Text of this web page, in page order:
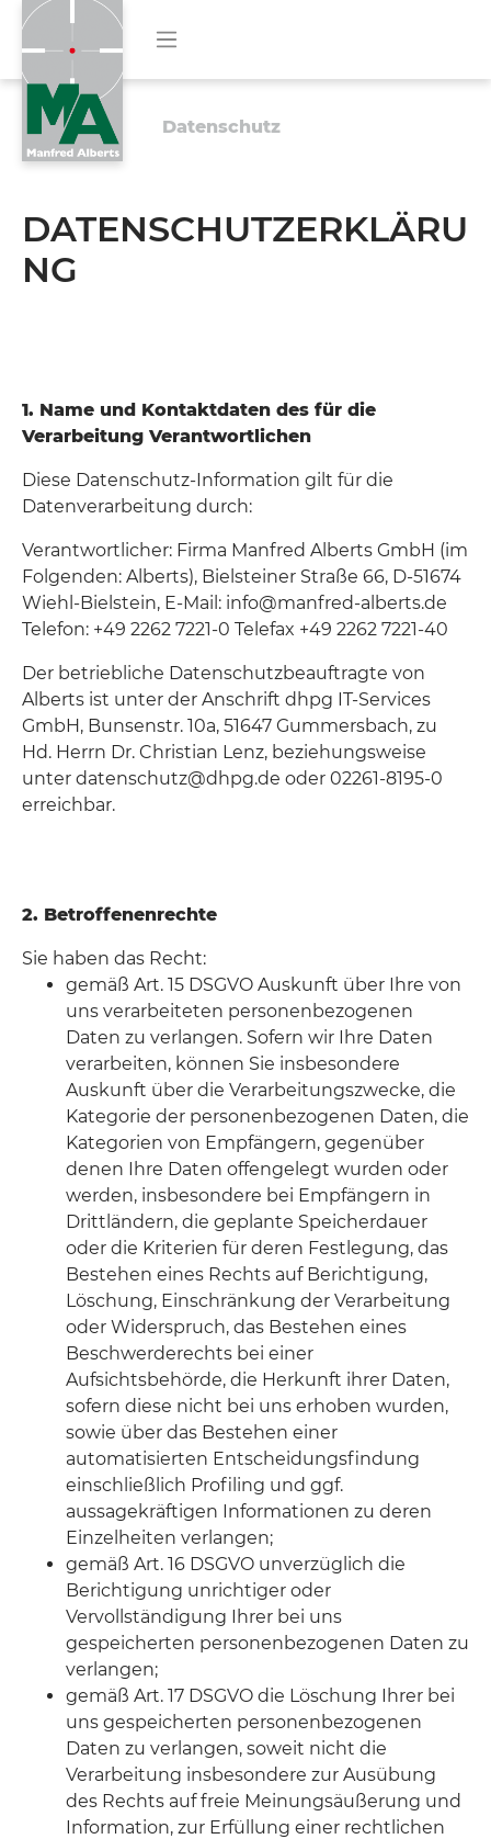
Datenschutz
DATENSCHUTZERKLÄRU
NG
1. Name und Kontaktdaten des für die
Verarbeitung Verantwortlichen
Diese Datenschutz-Information gilt für die
Datenverarbeitung durch:
Verantwortlicher: Firma Manfred Alberts GmbH (im
Folgenden: Alberts), Bielsteiner Straße 66, D-51674
Wiehl-Bielstein, E-Mail: info@manfred-alberts.de
Telefon: +49 2262 7221-0 Telefax +49 2262 7221-40
Der betriebliche Datenschutzbeauftragte von
Alberts ist unter der Anschrift dhpg IT-Services
GmbH, Bunsenstr. 10a, 51647 Gummersbach, zu
Hd. Herrn Dr. Christian Lenz, beziehungsweise
unter datenschutz@dhpg.de oder 02261-8195-0
erreichbar.
2. Betroffenenrechte
Sie haben das Recht:
gemäß Art. 15 DSGVO Auskunft über Ihre von
uns verarbeiteten personenbezogenen
Daten zu verlangen. Sofern wir Ihre Daten
verarbeiten, können Sie insbesondere
Auskunft über die Verarbeitungszwecke, die
Kategorie der personenbezogenen Daten, die
Kategorien von Empfängern, gegenüber
denen Ihre Daten offengelegt wurden oder
werden, insbesondere bei Empfängern in
Drittländern, die geplante Speicherdauer
oder die Kriterien für deren Festlegung, das
Bestehen eines Rechts auf Berichtigung,
Löschung, Einschränkung der Verarbeitung
oder Widerspruch, das Bestehen eines
Beschwerderechts bei einer
Aufsichtsbehörde, die Herkunft ihrer Daten,
sofern diese nicht bei uns erhoben wurden,
sowie über das Bestehen einer
automatisierten Entscheidungsfindung
einschließlich Profiling und ggf.
aussagekräftigen Informationen zu deren
Einzelheiten verlangen;
gemäß Art. 16 DSGVO unverzüglich die
Berichtigung unrichtiger oder
Vervollständigung Ihrer bei uns
gespeicherten personenbezogenen Daten zu
verlangen;
gemäß Art. 17 DSGVO die Löschung Ihrer bei
uns gespeicherten personenbezogenen
Daten zu verlangen, soweit nicht die
Verarbeitung insbesondere zur Ausübung
des Rechts auf freie Meinungsäußerung und
Information, zur Erfüllung einer rechtlichen